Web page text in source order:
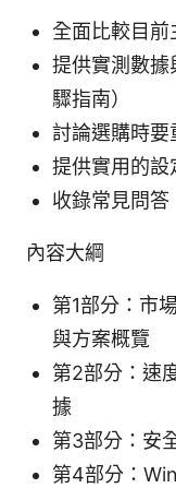
全面比較目
提供實測數據
驟指南）
討論選購時要
提供實用的設
收錄常見問答
內容大綱
第1部分：市
與方案概覽
第2部分：速
據
第3部分：安
第4部分：